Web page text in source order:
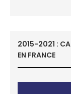
2015-2021 :
EN FRANCE